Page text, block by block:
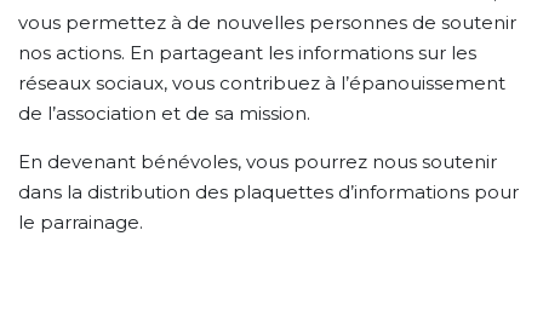
vous permettez à de nouvelles personnes de soutenir
nos actions. En partageant les informations sur les
réseaux sociaux, vous contribuez à l’épanouissement
de l’association et de sa mission.
En devenant bénévoles, vous pourrez nous soutenir
dans la distribution des plaquettes d’informations pour
le parrainage.